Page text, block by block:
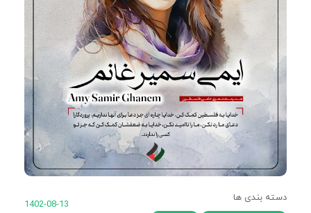
1402-08-13 دسته بندی ها